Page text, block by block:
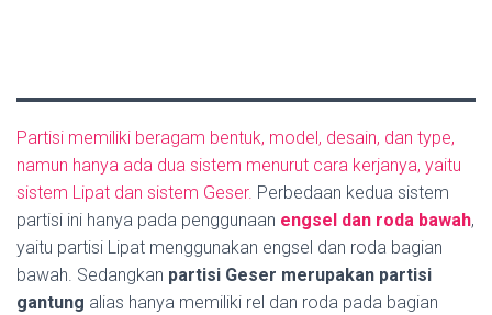
Partisi memiliki beragam bentuk, model, desain, dan type,
namun hanya ada dua sistem menurut cara kerjanya, yaitu
sistem Lipat dan sistem Geser. Perbedaan kedua sistem
partisi ini hanya pada penggunaan engsel dan roda bawah,
yaitu partisi Lipat menggunakan engsel dan roda bagian
bawah. Sedangkan partisi Geser merupakan partisi
gantung alias hanya memiliki rel dan roda pada bagian